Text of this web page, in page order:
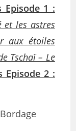
Episode 1 :
et les astres
aux étoiles
Tschaï – Le
Episode 2 :